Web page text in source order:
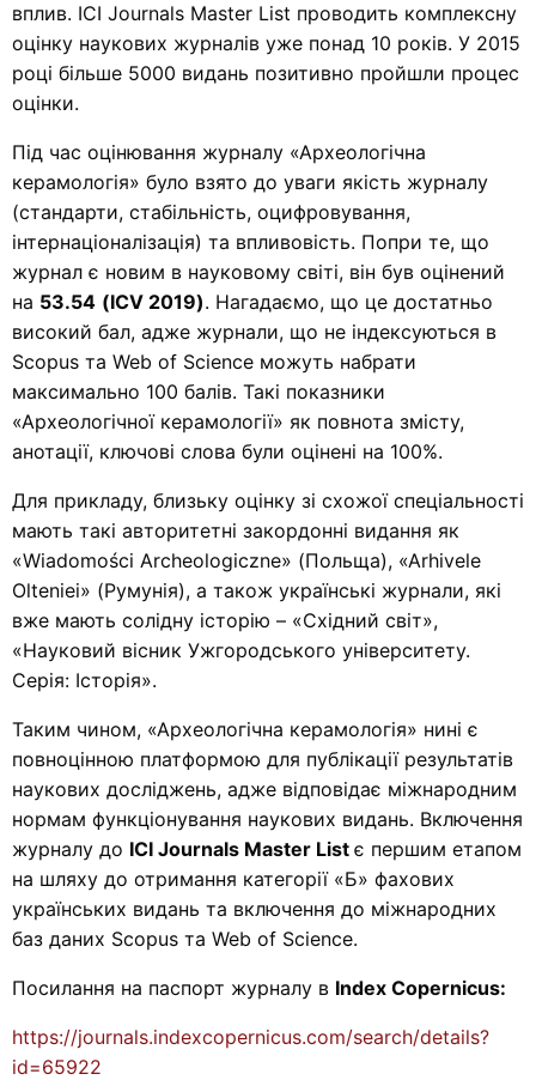
вплив. ICI Journals Master List проводить комплексну
оцінку наукових журналів уже понад 10 років. У 2015
році більше 5000 видань позитивно пройшли процес
оцінки.
Під час оцінювання журналу «Археологічна
керамологія» було взято до уваги якість журналу
(стандарти, стабільність, оцифровування,
інтернаціоналізація) та впливовість. Попри те, що
журнал є новим в науковому світі, він був оцінений
на 53.54 (ICV 2019). Нагадаємо, що це достатньо
високий бал, адже журнали, що не індексуються в
Scopus та Web of Science можуть набрати
максимально 100 балів. Такі показники
«Археологічної керамології» як повнота змісту,
анотації, ключові слова були оцінені на 100%.
Для прикладу, близьку оцінку зі схожої спеціальності
мають такі авторитетні закордонні видання як
«Wiadomości Archeologiczne» (Польща), «Arhivele
Olteniei» (Румунія), а також українські журнали, які
вже мають солідну історію – «Східний світ»,
«Науковий вісник Ужгородського університету.
Серія: Історія».
Таким чином, «Археологічна керамологія» нині є
повноцінною платформою для публікації результатів
наукових досліджень, адже відповідає міжнародним
нормам функціонування наукових видань. Включення
журналу до ICI Journals Master List є першим етапом
на шляху до отримання категорії «Б» фахових
українських видань та включення до міжнародних
баз даних Scopus та Web of Science.
Посилання на паспорт журналу в Index Copernicus:
https://journals.indexcopernicus.com/search/details?
id=65922